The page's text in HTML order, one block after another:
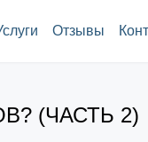
Отзывы
(ЧАСТЬ 2)